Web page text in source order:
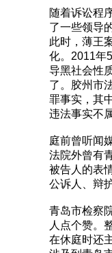
随着诉讼程
了一些领导
此时，薄王
化。2011年
导黑社会性
了。胶州市
罪事实，其
违法事实不
庭前曾听闻
法院外曾有
被告人的表
公诉人、辩
青岛市检察
人点个赞。
在休庭时还